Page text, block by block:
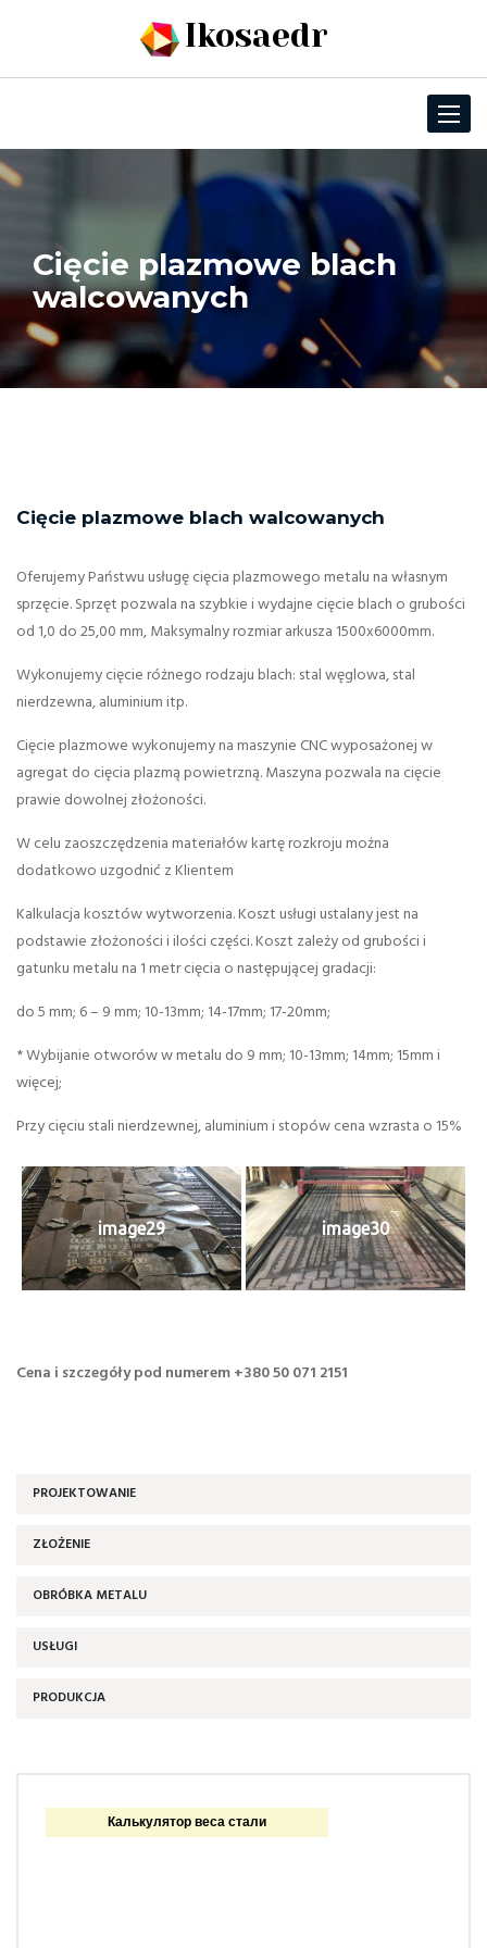
Ikosaedr
Toggle
Cięcie plazmowe blach
walcowanych
Cięcie plazmowe blach walcowanych
Oferujemy Państwu usługę cięcia plazmowego metalu na własnym
sprzęcie. Sprzęt pozwala na szybkie i wydajne cięcie blach o grubości
od 1,0 do 25,00 mm, Maksymalny rozmiar arkusza 1500x6000mm.
Wykonujemy cięcie różnego rodzaju blach: stal węglowa, stal
nierdzewna, aluminium itp.
Cięcie plazmowe wykonujemy na maszynie CNC wyposażonej w
agregat do cięcia plazmą powietrzną. Maszyna pozwala na cięcie
prawie dowolnej złożoności.
W celu zaoszczędzenia materiałów kartę rozkroju można
dodatkowo uzgodnić z Klientem
Kalkulacja kosztów wytworzenia. Koszt usługi ustalany jest na
podstawie złożoności i ilości części. Koszt zależy od grubości i
gatunku metalu na 1 metr cięcia o następującej gradacji:
do 5 mm; 6 – 9 mm; 10-13mm; 14-17mm; 17-20mm;
* Wybijanie otworów w metalu do 9 mm; 10-13mm; 14mm; 15mm i
więcej;
Przy cięciu stali nierdzewnej, aluminium i stopów cena wzrasta o 15%
image29 image30
Cena i szczegóły pod numerem +380 50 071 2151
PROJEKTOWANIE
ZŁOŻENIE
OBRÓBKA METALU
USŁUGI
PRODUKCJA
Калькулятор веса стали